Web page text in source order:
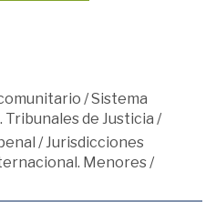
/Sistema
de Justicia /
/Jurisdicciones
Menores/